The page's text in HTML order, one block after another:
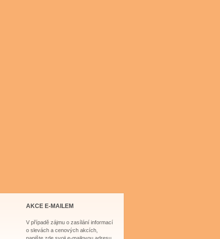
AKCE E-MAILEM
V případě zájmu o zasílání informací
o slevách a cenových akcích,